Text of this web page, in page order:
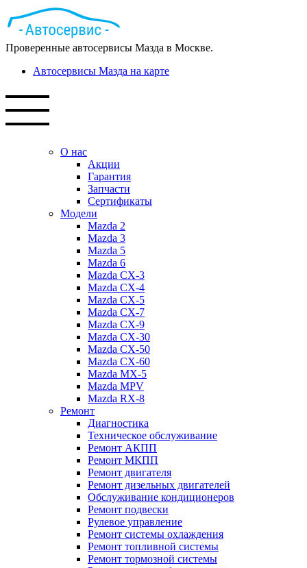
Проверенные автосервисы Мазда в Москве.
Автосервисы Мазда на карте
О нас
Акции
Гарантия
Запчасти
Сертификаты
Модели
Mazda 2
Mazda 3
Mazda 5
Mazda 6
Mazda СХ-3
Mazda СХ-4
Mazda СХ-5
Mazda CX-7
Mazda CX-9
Mazda CX-30
Mazda СХ-50
Mazda СХ-60
Mazda MX-5
Mazda MPV
Mazda RX-8
Ремонт
Диагностика
Техническое обслуживание
Ремонт АКПП
Ремонт МКПП
Ремонт двигателя
Ремонт дизельных двигателей
Обслуживание кондиционеров
Ремонт подвески
Рулевое управление
Ремонт системы охлаждения
Ремонт топливной системы
Ремонт тормозной системы